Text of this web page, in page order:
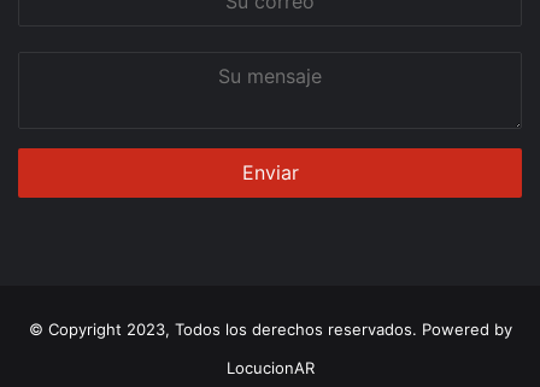
© Copyright 2023, Todos los derechos reservados. Powered by
LocucionAR